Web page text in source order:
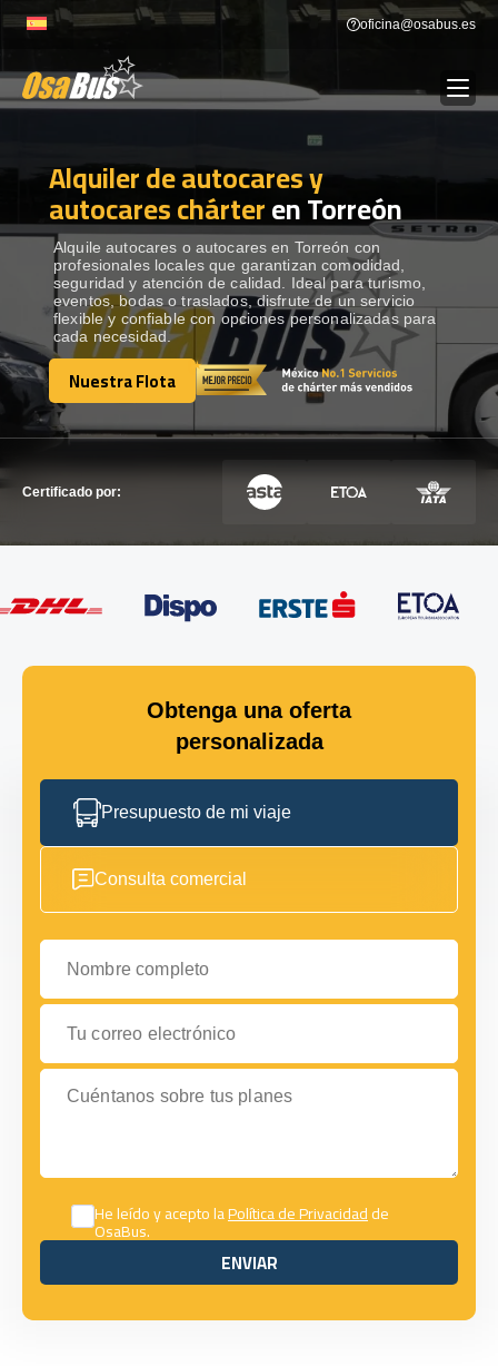
to
oficina@osabus.es
ALQUILER DE AUTOCARES
DESTINOS Show dropdown
RECORRIDAS Show dropdown
FLOTA
Alquiler de autocares y
autocares chárteren Torreón
Alquile autocares o autocares en Torreón con
profesionales locales que garantizan comodidad,
seguridad y atención de calidad. Ideal para turismo,
eventos, bodas o traslados, disfrute de un servicio
flexible y confiable con opciones personalizadas para
cada necesidad.
Nuestra Flota
Nuestra Flota
Certificado por:
Obtenga una oferta
personalizada
Presupuesto de mi viaje
Consulta comercial
Nombre completo
Tu correo electrónico
Cuéntanos sobre tus planes
He leído y acepto laPolítica de Privacidadde
OsaBus.
ENVIAR
ENVIAR